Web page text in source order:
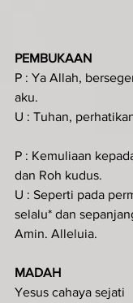
PEMBUKAAN
P : Ya Allah,
aku.
U : Tuhan,
P : Kemuliaan
dan Roh kudus.
U : Seperti pada
selalu* dan
Amin. Alleluia.
MADAH
Yesus cahaya sejati